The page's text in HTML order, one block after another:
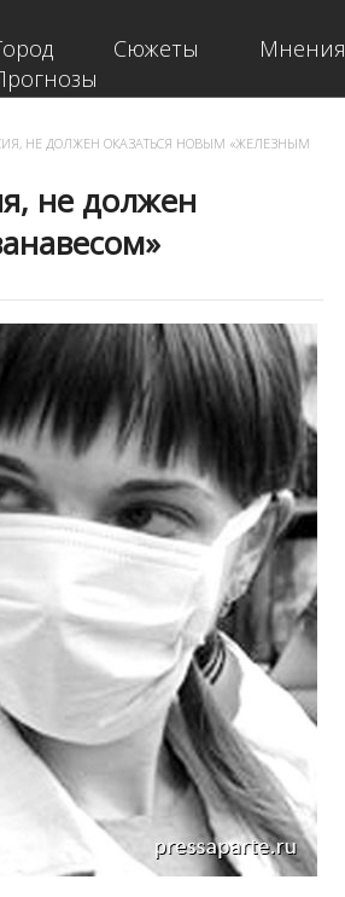
Сюжеты Мнения
НЕ ДОЛЖЕН ОКАЗАТЬСЯ НОВЫМ «ЖЕЛЕЗНЫМ
не должен